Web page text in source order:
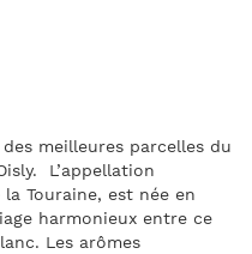
meilleures parcelles du
L’appellation
Touraine, est née en
harmonieux entre ce
Les arômes